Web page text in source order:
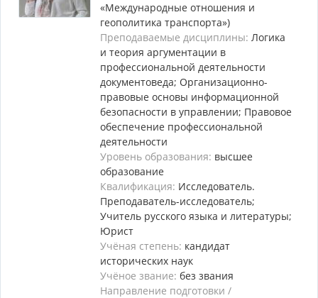
«Международные отношения и
геополитика транспорта»)
Преподаваемые дисциплины: Логика
и теория аргументации в
профессиональной деятельности
документоведа; Организационно-
правовые основы информационной
безопасности в управлении; Правовое
обеспечение профессиональной
деятельности
Уровень образования: высшее
образование
Квалификация: Исследователь.
Преподаватель-исследователь;
Учитель русского языка и литературы;
Юрист
Учёная степень: кандидат
исторических наук
Учёное звание: без звания
Направление подготовки /